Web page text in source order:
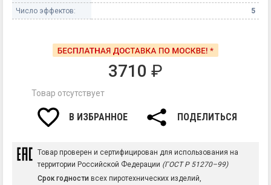
Число эффектов:
5
3710 ₽
Товар отсутствует
В ИЗБРАННОЕ ПОДЕЛИТЬСЯ
Товар проверен и сертифицирован для использования на
территории Российской Федерации (ГОСТ Р 51270–99)
Срок годности всех пиротехнических изделий,